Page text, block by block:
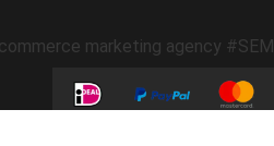
marketing agency #SEM